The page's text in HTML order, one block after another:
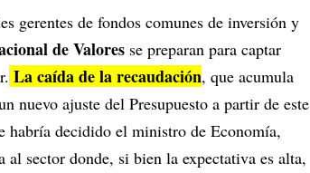
gerentes de fondos comunes de inversión y
de Valores se preparan para captar
La caída de la recaudación, que acumula
nuevo ajuste del Presupuesto a partir de este
habría decidido el ministro de Economía,
al sector donde, si bien la expectativa es alta,